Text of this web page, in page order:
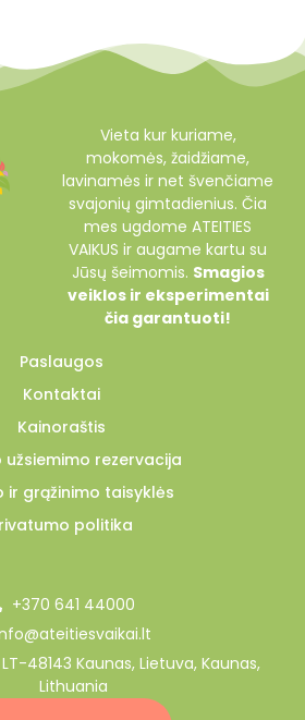
Vieta kur kuriame,
mokomės, žaidžiame,
lavinamės ir net švenčiame
svajonių gimtadienius. Čia
mes ugdome ATEITIES
VAIKUS ir augame kartu su
Jūsų šeimomis. Smagios
veiklos ir eksperimentai
čia garantuoti!
Paslaugos
Kontaktai
Kainoraštis
užsiemimo rezervacija
ir grąžinimo taisyklės
politika
+370 641 44000
48143 Kaunas, Lietuva, Kaunas,
Lithuania